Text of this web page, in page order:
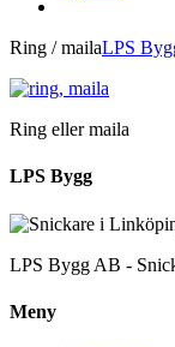
Ring / mailaLPS
Ring eller maila
LPS Bygg
LPS Bygg AB -
Meny